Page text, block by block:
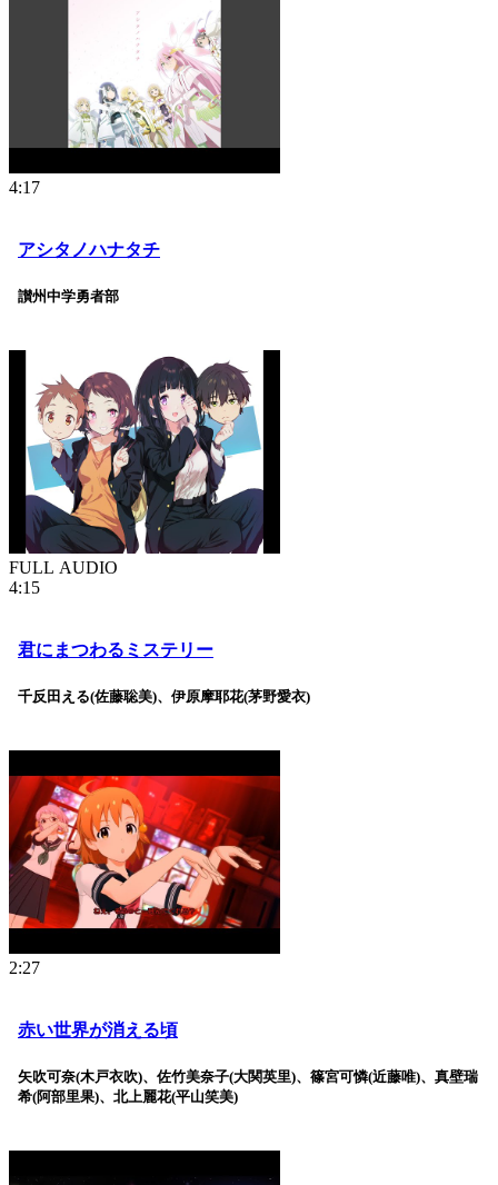
4:17
アシタノハナタチ
讃州中学勇者部
FULL AUDIO
4:15
君にまつわるミステリー
千反田える(佐藤聡美)、伊原摩耶花(茅野愛衣)
2:27
赤い世界が消える頃
矢吹可奈(木戸衣吹)、佐竹美奈子(大関英里)、篠宮可憐(近藤唯)、真壁瑞
希(阿部里果)、北上麗花(平山笑美)